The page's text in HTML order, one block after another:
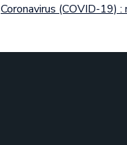
Coronavirus (COVID-19)